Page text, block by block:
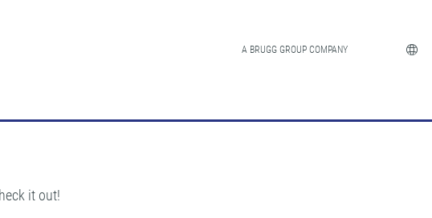
A BRUGG GROUP COMPANY
it out!